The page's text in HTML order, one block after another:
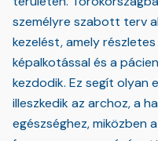
személyre szabott terv
kezelést, amely
képalkotással és a
kezdodik. Ez segít olyan
illeszkedik az archoz, a
egészséghez, miközben